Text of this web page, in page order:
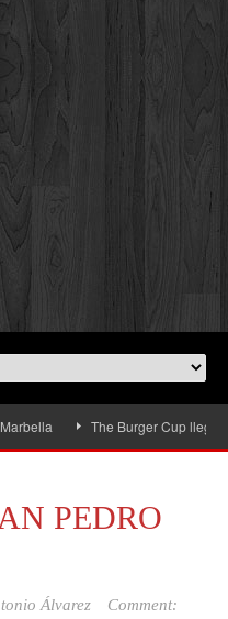
The Burger Cup llega a
PEDRO
Álvarez
Comment: